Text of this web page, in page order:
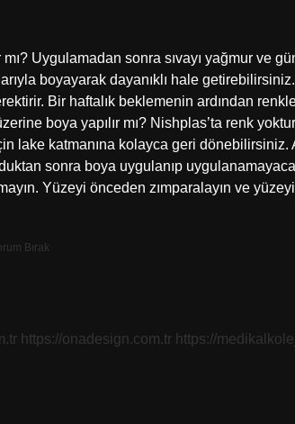
mı? Uygulamadan sonra sıvayı yağmur ve
boyayarak dayanıklı hale
Bir haftalık beklemenin ardından
boya yapılır mı? Nishplas’ta renk
lake katmanına kolayca geri dönebilirsiniz.
sonra boya uygulanıp
Yüzeyi önceden zımparalayın ve
Bırak
https://onadesign.com.tr https://